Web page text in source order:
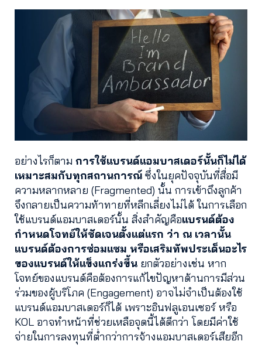
อย่างไรก็ตาม การใช้แบรนด์แอมบาสเดอร์นั้นก็ไม่ได้
เหมาะสมกับทุกสถานการณ์ ซึ่งในยุคปัจจุบันที่สื่อมี
ความหลากหลาย (Fragmented) นั้น การเข้าถึงลูกค้า
จึงกลายเป็นความท้าทายที่หลีกเลี่ยงไม่ได้ ในการเลือก
ใช้แบรนด์แอมบาสเดอร์นั้น สิ่งสำคัญคือแบรนด์ต้อง
กำหนดโจทย์ให้ชัดเจนตั้งแต่แรก ว่า ณ เวลานั้น
แบรนด์ต้องการซ่อมแซม หรือเสริมทัพประเด็นอะไร
ของแบรนด์ให้แข็งแกร่งขึ้น ยกตัวอย่างเช่น หาก
โจทย์ของแบรนด์คือต้องการแก้ไขปัญหาด้านการมีส่วน
ร่วมของผู้บริโภค (Engagement) อาจไม่จำเป็นต้องใช้
แบรนด์แอมบาสเดอร์ก็ได้ เพราะอินฟลูเอนเซอร์ หรือ
KOL อาจทำหน้าที่ช่วยเหลือจุดนี้ได้ดีกว่า โดยมีค่าใช้
จ่ายในการลงทุนที่ต่ำกว่าการจ้างแอมบาสเดอร์เสียอีก